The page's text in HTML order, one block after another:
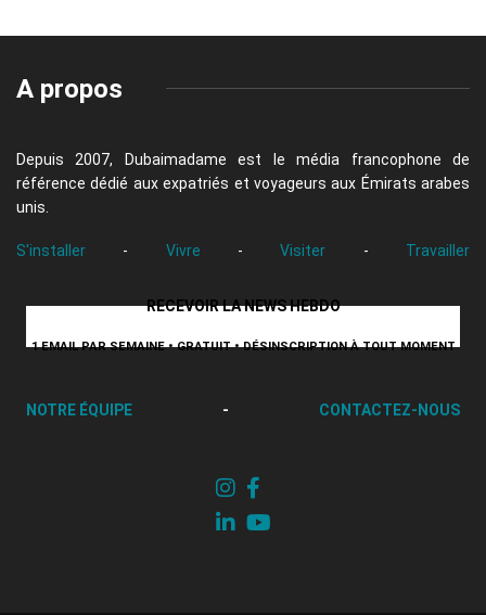
A propos
Depuis 2007, Dubaimadame est le média francophone de
référence dédié aux expatriés et voyageurs aux Émirats arabes
unis.
S'installer - Vivre - Visiter - Travailler
RECEVOIR LA NEWS HEBDO
1 EMAIL PAR SEMAINE • GRATUIT • DÉSINSCRIPTION À TOUT MOMENT
NOTRE ÉQUIPE - CONTACTEZ-NOUS